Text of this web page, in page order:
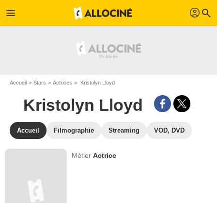
menu profil search
Accueil Stars Actrices Kristolyn Lloyd
Kristolyn Lloyd
Accueil Filmographie Streaming VOD, DVD
MétierActrice